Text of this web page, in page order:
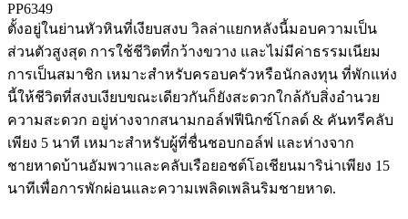
PP6349
ตั้งอยู่ในย่านหัวหินที่เงียบสงบ วิลล่าแยกหลังนี้มอบความเป็น
ส่วนตัวสูงสุด การใช้ชีวิตที่กว้างขวาง และไม่มีค่าธรรมเนียม
การเป็นสมาชิก เหมาะสำหรับครอบครัวหรือนักลงทุน ที่พักแห่ง
นี้ให้ชีวิตที่สงบเงียบขณะเดียวกันก็ยังสะดวกใกล้กับสิ่งอำนวย
ความสะดวก อยู่ห่างจากสนามกอล์ฟฟีนิกซ์โกลด์ & คันทรีคลับ
เพียง 5 นาที เหมาะสำหรับผู้ที่ชื่นชอบกอล์ฟ และห่างจาก
ชายหาดบ้านอัมพวาและคลับเรือยอชต์โอเชียนมาริน่าเพียง 15
นาทีเพื่อการพักผ่อนและความเพลิดเพลินริมชายหาด.